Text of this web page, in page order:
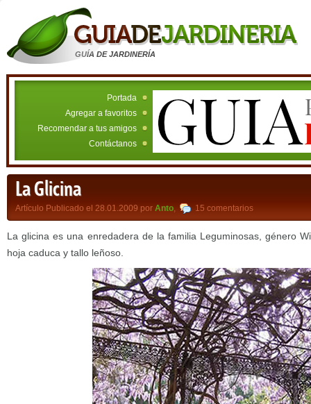
GUÍA DE JARDINERÍA
Portada
Agregar a favoritos
Recomendar a tus amigos
Contáctanos
La Glicina
Artículo Publicado el 28.01.2009 por Anto, 15 comentarios
La glicina es una enredadera de la familia Leguminosas, género
hoja caduca y tallo leñoso.